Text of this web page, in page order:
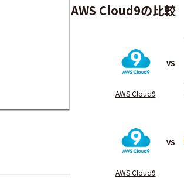
AWS Cloud9の比較
AWS Cloud9
VS
AWS Cloud9
VS